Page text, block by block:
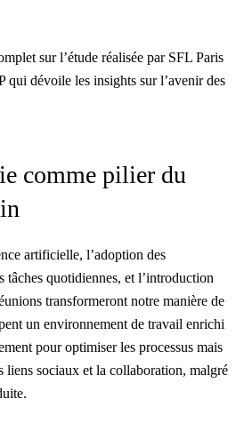
sur l’étude réalisée par SFL Paris
qui dévoile les insights sur l’avenir des
comme pilier du
artificielle, l’adoption des
tâches quotidiennes, et l’introduction
transformeront notre manière de
un environnement de travail enrichi
pour optimiser les processus mais
liens sociaux et la collaboration, malgré